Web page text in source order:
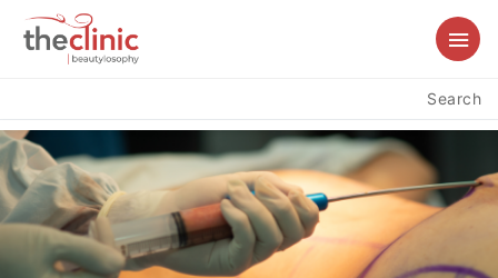
Search